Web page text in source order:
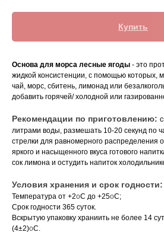
Купить
Основа для морса лесные ягоды - это
жидкой консистенции, с помощью которых,
чай, морс, сбитень, лимонад или
добавить горячей/ холодной или
Рекомендации по приготовлению:
литрами воды, размешать 10-20 секунд по
стрелки для равномерного распределения
яркого и насыщенного вкуса готового
сок лимона и остудить напиток
Условия хранения и срок годности:
Температура от +2oC до +25oC;
Срок годности 365 суток.
Вскрытую упаковку храниить не более 14
(4±2)oC.